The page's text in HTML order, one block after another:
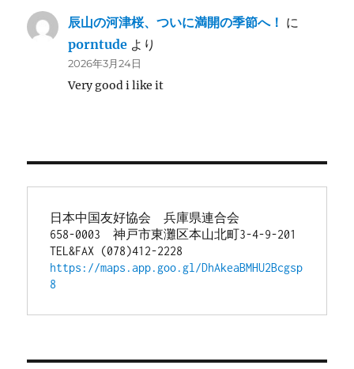
辰山の河津桜、ついに満開の季節へ！ に
porntude より
2026年3月24日
Very good i like it
日本中国友好協会　兵庫県連合会
658-0003　神戸市東灘区本山北町3-4-9-201
TEL&FAX (078)412-2228
https://maps.app.goo.gl/DhAkeaBMHU2Bcgsp
8